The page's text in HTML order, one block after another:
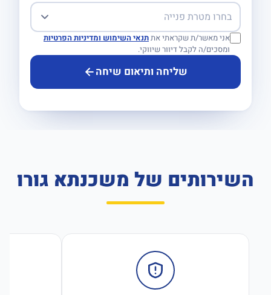
אני מאשר/ת שקראתי אתתנאי השימוש ומדיניות הפרטיות
ומסכים/ה לקבל דיוור שיווקי.
שליחה ותיאום שיחה
השירותים של משכנתא גורו